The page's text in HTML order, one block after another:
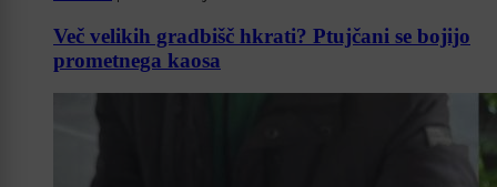
Več velikih gradbišč hkrati? Ptujčani se bojijo
prometnega kaosa